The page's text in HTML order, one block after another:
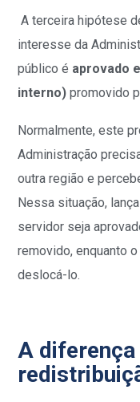
A terceira hipótese
interesse da
público é aprovado
interno)promovido
Normalmente, este
Administração
outra região e
Nessa situação,
servidor seja
removido, enquanto
deslocá-lo.
A